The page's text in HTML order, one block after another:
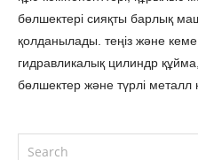
бөлшектері сияқты барлық
қолданылады. теңіз және
гидравликалық цилиндр
бөлшектер және түрлі металл